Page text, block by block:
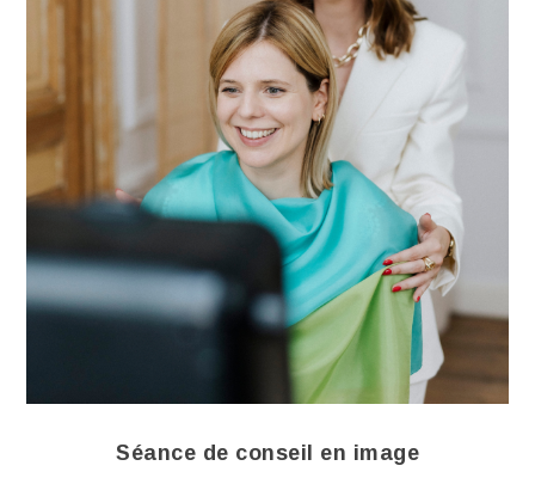
Séance de conseil en image